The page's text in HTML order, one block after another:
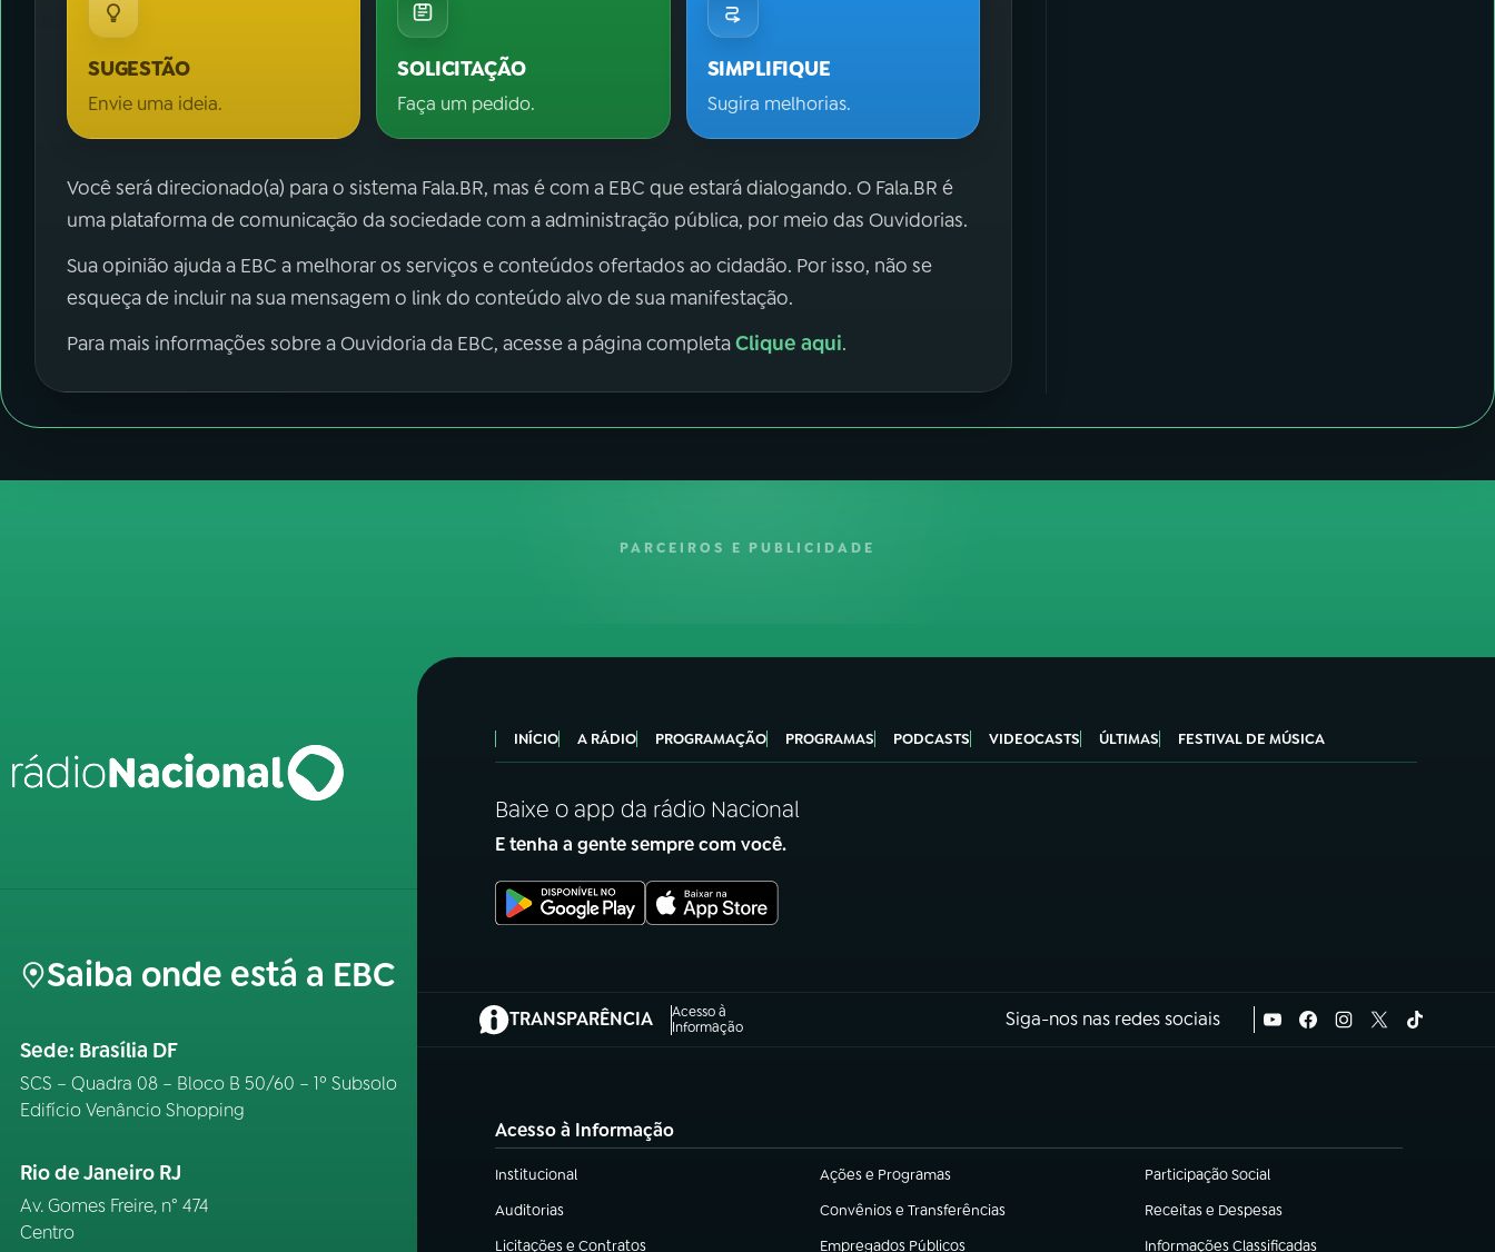
SUGESTÃO
Envie uma ideia.
SOLICITAÇÃO
Faça um pedido.
SIMPLIFIQUE
Sugira melhorias.
Você será direcionado(a) para o sistema Fala.BR, mas é com a EBC que estará dialogando. O Fala.BR é
uma plataforma de comunicação da sociedade com a administração pública, por meio das Ouvidorias.
Sua opinião ajuda a EBC a melhorar os serviços e conteúdos ofertados ao cidadão. Por isso, não se
esqueça de incluir na sua mensagem o link do conteúdo alvo de sua manifestação.
Para mais informações sobre a Ouvidoria da EBC, acesse a página completaClique aqui.
PARCEIROS E PUBLICIDADE
Saiba onde está a EBC
Sede: Brasília DF
SCS – Quadra 08 – Bloco B 50/60 – 1º Subsolo
Edifício Venâncio Shopping
Rio de Janeiro RJ
Av. Gomes Freire, n° 474
Centro
INÍCIO A RÁDIO PROGRAMAÇÃO PROGRAMAS PODCASTS VIDEOCASTS ÚLTIMAS FESTIVAL DE MÚSICA
Baixe o app da rádio Nacional
E tenha a gente sempre com você.
TRANSPARÊNCIA
Acesso à
Informação
(abre em nova aba) Siga-nos nas redes sociais
Acesso à Informação
Institucional
(abre em nova aba) Ações e Programas
(abre em nova aba) Participação Social
(abre em nova aba)
Auditorias
(abre em nova aba) Convênios e Transferências
(abre em nova aba) Receitas e Despesas
(abre em nova aba)
Licitações e Contratos
Empregados Públicos Informações Classificadas